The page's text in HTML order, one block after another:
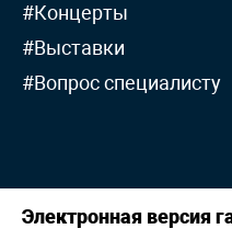
#Концерты
#Выставки
#Вопрос специалисту
Электронная версия